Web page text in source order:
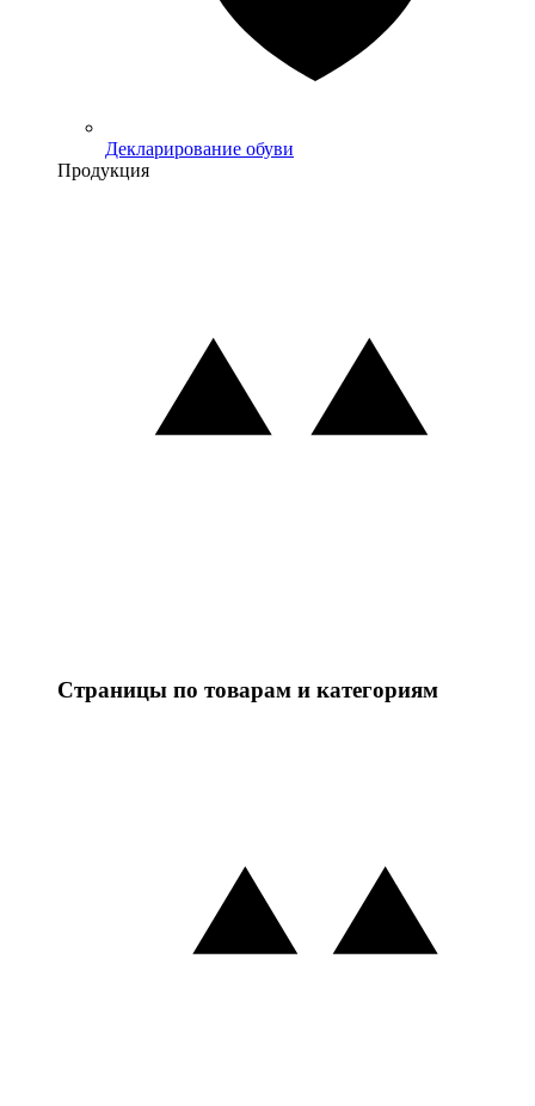
Декларирование обуви
Продукция
Страницы по товарам и категориям